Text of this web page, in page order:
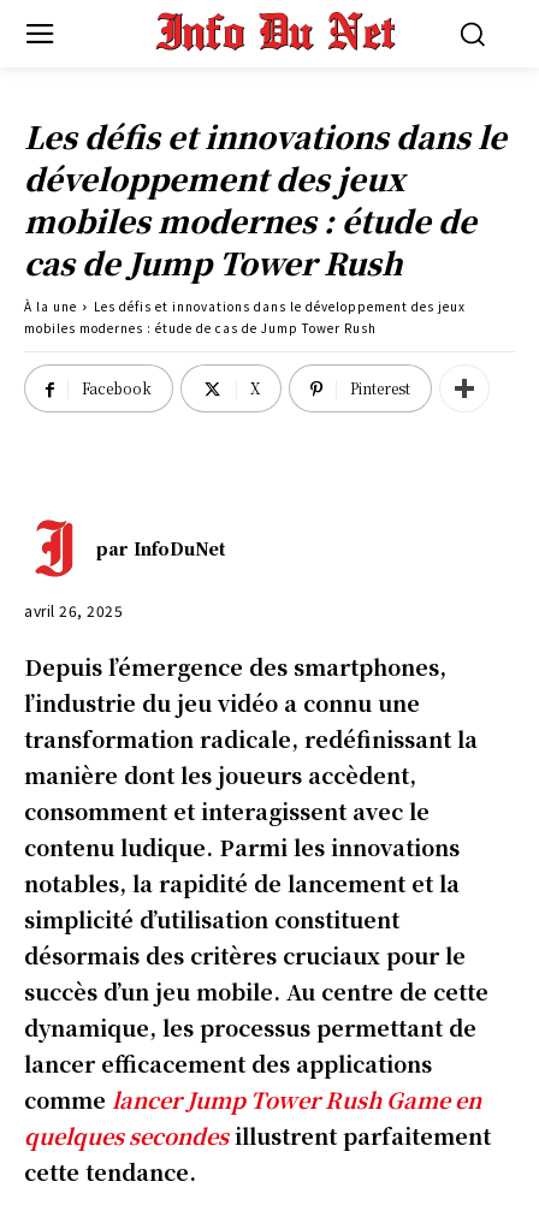
Les défis et innovations dans le
développement des jeux
mobiles modernes : étude de
cas de Jump Tower Rush
À la une
Les défis et innovations dans le développement des jeux
mobiles modernes : étude de cas de Jump Tower Rush
Facebook X Pinterest
par InfoDuNet
avril 26, 2025
Depuis l’émergence des smartphones,
l’industrie du jeu vidéo a connu une
transformation radicale, redéfinissant la
manière dont les joueurs accèdent,
consomment et interagissent avec le
contenu ludique. Parmi les innovations
notables, la rapidité de lancement et la
simplicité d’utilisation constituent
désormais des critères cruciaux pour le
succès d’un jeu mobile. Au centre de cette
dynamique, les processus permettant de
lancer efficacement des applications
comme lancer Jump Tower Rush Game en
quelques secondesillustrent parfaitement
cette tendance.